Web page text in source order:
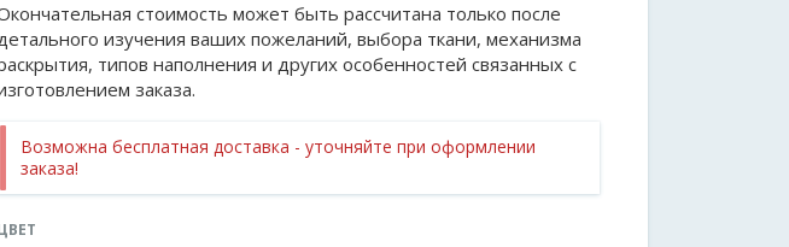
стоимость может быть рассчитана только после
изучения ваших пожеланий, выбора ткани, механизма
типов наполнения и других особенностей связанных с
заказа.
Возможна бесплатная доставка - уточняйте при оформлении
заказа!